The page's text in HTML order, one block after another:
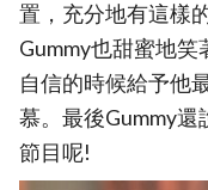
置，充分地有這樣
Gummy也甜蜜地
自信的時候給予他
慕。最後Gummy
節目呢!